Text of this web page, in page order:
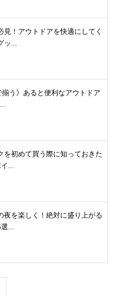
見！アウトドアを快適にしてく
...
揃う》あると便利なアウトドア
を初めて買う際に知っておきた
...
夜を楽しく！絶対に盛り上がる
...